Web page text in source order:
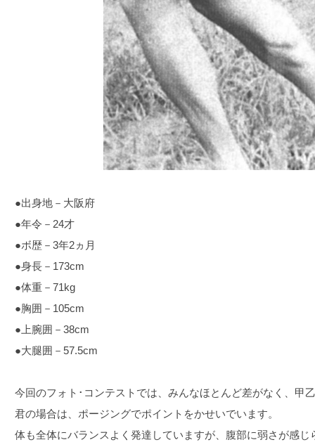
●出身地－大阪府
●年令－24才
●ボ歴－3年2ヵ月
●身長－173cm
●体重－71kg
●胸囲－105cm
●上腕囲－38cm
●大腿囲－57.5cm
今回のフォト･コンテストでは、みんなほとんど差がなく、甲
君の場合は、ポージングでポイントをかせいでいます。
体も全体にバランスよく発達していますが、腹部に弱さが感